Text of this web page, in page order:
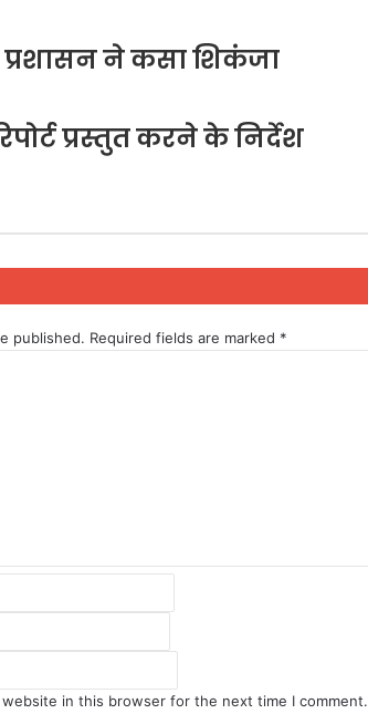
प्रशासन ने कसा शिकंजा
प्रस्तुत करने के निर्देश
published. Required fields are marked *
website in this browser for the next time I comment.